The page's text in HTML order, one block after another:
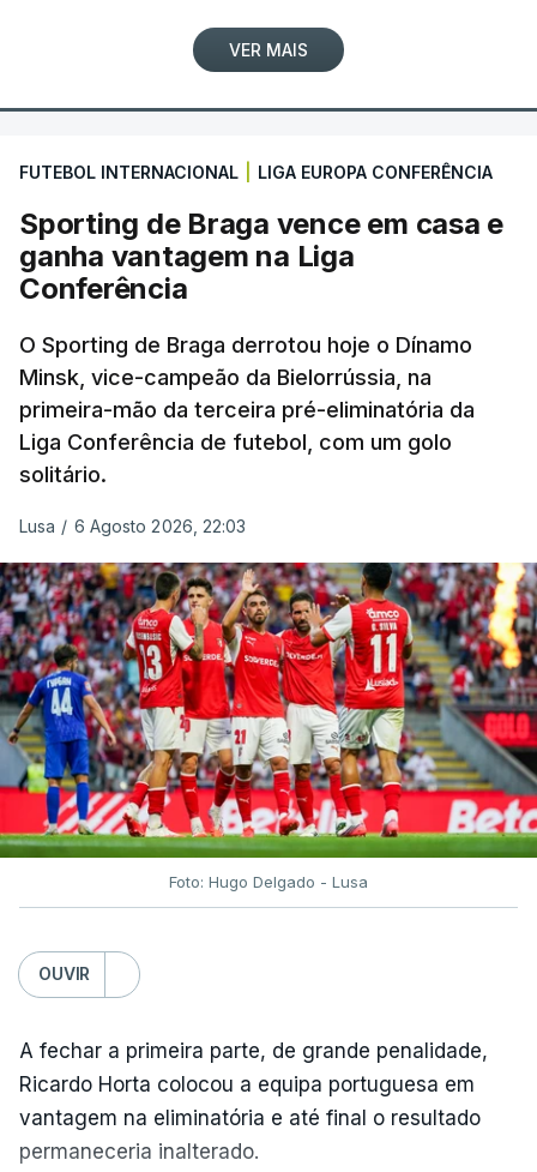
VER MAIS
FUTEBOL INTERNACIONAL LIGA EUROPA CONFERÊNCIA
Sporting de Braga vence em casa e
ganha vantagem na Liga
Conferência
O Sporting de Braga derrotou hoje o Dínamo
Minsk, vice-campeão da Bielorrússia, na
primeira-mão da terceira pré-eliminatória da
Liga Conferência de futebol, com um golo
solitário.
Lusa / 6 Agosto 2026, 22:03
Foto: Hugo Delgado - Lusa
OUVIR
A fechar a primeira parte, de grande penalidade,
Ricardo Horta colocou a equipa portuguesa em
vantagem na eliminatória e até final o resultado
permaneceria inalterado.